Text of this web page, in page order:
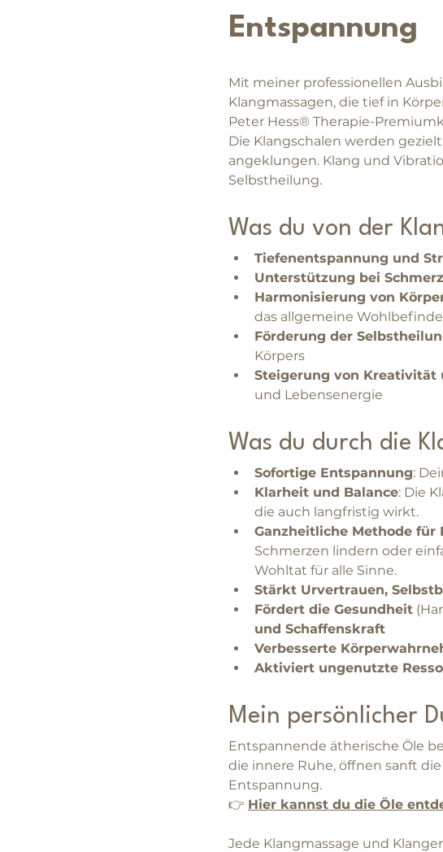
Entspannung
Mit meiner professionellen
Klangmassagen, die tief in
Peter Hess® Therapie-
Die Klangschalen werden
angeklungen. Klang und
Selbstheilung.
Was du von der
Tiefenentspannung und
Unterstützung bei
Harmonisierung von
das allgemeine
Förderung der
Körpers
Steigerung von Kreativität
und Lebensenergie
Was du durch die
Sofortige Entspannung:
Klarheit und Balance: Die
die auch langfristig wirkt.
Ganzheitliche Methode für
Schmerzen lindern oder
Wohltat für alle Sinne.
Stärkt Urvertrauen,
Fördert die Gesundheit
und Schaffenskraft
Verbesserte
Aktiviert ungenutzte
Mein persönlicher
Entspannende ätherische Öle
die innere Ruhe, öffnen sanft
Entspannung.
👉 Hier kannst du die Öle
Jede Klangmassage und